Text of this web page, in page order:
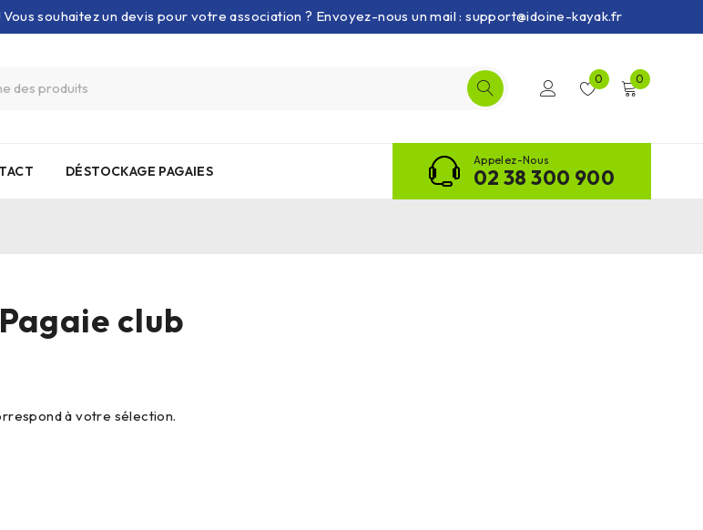
souhaitez un devis pour votre association ? Envoyez-nous un mail : support@idoine-kayak.fr
0 0
DÉSTOCKAGE PAGAIES
Appelez-Nous
02 38 300 900
Pagaie club
à votre sélection.